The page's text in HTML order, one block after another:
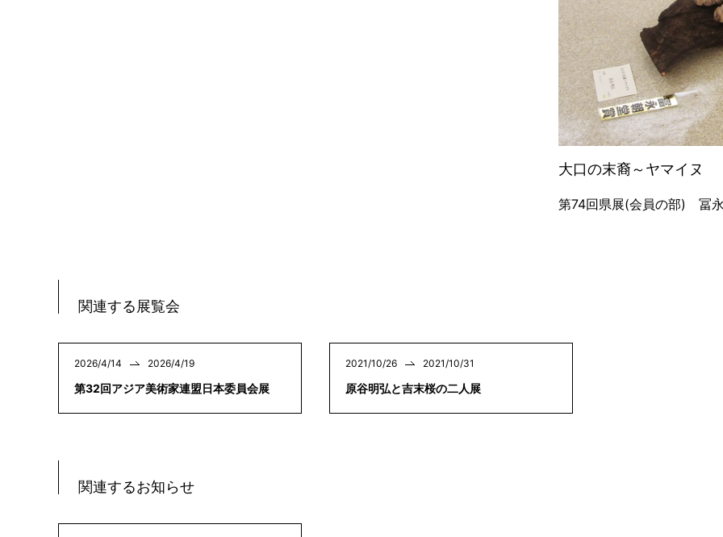
大口の末裔～ヤマイヌ
第74回県展(会員の部) 冨
関連する展覧会
2026/4/14 2026/4/19
第32回アジア美術家連盟日本委員会展
2021/10/26 2021/10/31
原谷明弘と吉末桜の二人展
関連するお知らせ